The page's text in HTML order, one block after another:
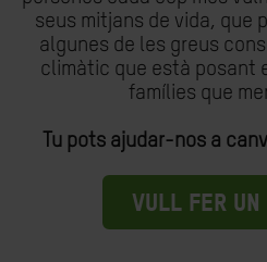
seus mitjans de vida, que
algunes de les greus
climàtic que està posant
famílies que
Tu pots ajudar-nos a
VULL FER UN